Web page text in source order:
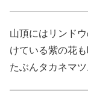
山頂にはリンド
けている紫の花も
たぶんタカネマツ